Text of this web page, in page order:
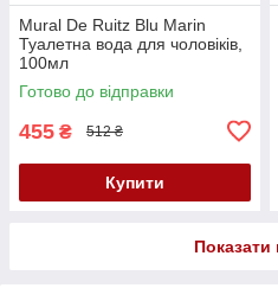
Mural De Ruitz Blu Marin
Туалетна вода для чоловіків,
100мл
Готово до відправки
455 ₴ 512 ₴
Купити
Показати